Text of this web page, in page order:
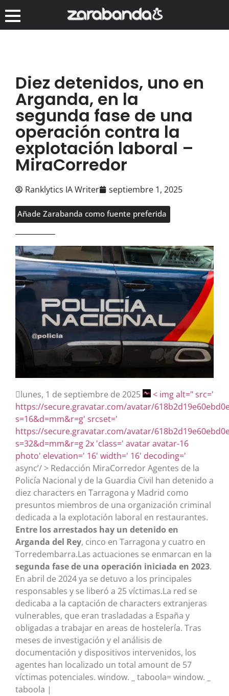
Diez detenidos, uno en
Arganda, en la
segunda fase de una
operación contra la
explotación laboral –
MiraCorredor
Ranklytics IA Writer septiembre 1, 2025
Añade Zarabanda como fuente preferida
lunes, 1 de septiembre de 2025
< img alt=" src='
https://secure.gravatar.com/avatar/
s=16&d=mm&r=g' srcset='
https://secure.gravatar.com/avatar/
s=32&d=mm&r=g 2x 'class=' avatar avatar-16
photo' elevation=' 16' width=' 16' decoding='
async’/ > Redacción MiraCorredor Agentes de la
Policía Nacional y de la Guardia Civil han detenido a
diez characters en Tarragona y Madrid como
presuntos miembros de una organización criminal
dedicada a la explotación laboral en restaurantes.
Entre los arrestados hay un detenido en
Arganda del Rey, cinco en Tarragona y cuatro en
Torredembarra.Las actuaciones se enmarcan en la
segunda fase de una operación iniciada en 2023.
En abril de 2024 ya se detuvo a los principales
responsables y se liberó a 25 víctimas.La red se
dedicaba a la captación de characters extranjeras
vulnerables, que eran trasladadas a España y
obligadas a trabajar en areas de hostelería. Tras
meses de investigación y el análisis de
documentación y dispositivos intervenidos, los
agentes han localizado un total amount de 57
víctimas potenciales. window. _ taboola= window. _
taboola |